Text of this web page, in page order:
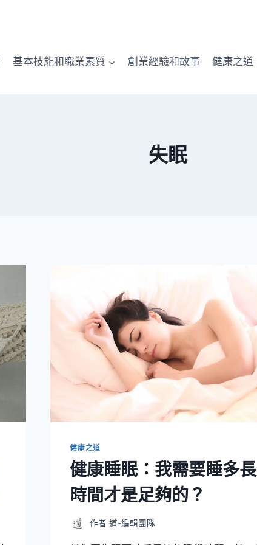
基本技能和職業素質 創業經驗和故事 健康之道
失眠
健康之道
健康睡眠：我需要睡多長
時間才是足夠的？
作者 道-編輯團隊